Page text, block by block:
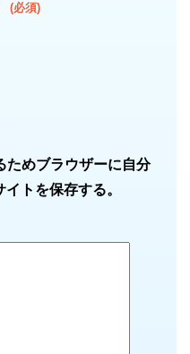
(必須)
ためブラウザーに自分
トを保存する。